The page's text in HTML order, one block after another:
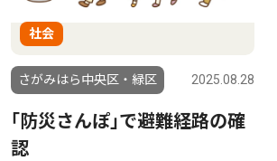
社会
さがみはら中央区・緑区 2025.08.28
｢防災さんぽ｣で避難経路の確
認